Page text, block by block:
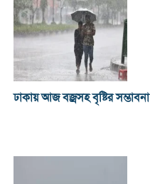
ঢাকায় আজ বজ্রসহ বৃষ্টির সম্ভাবনা